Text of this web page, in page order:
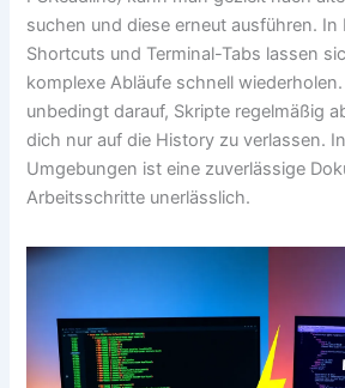
suchen und diese erneut ausführen.
Shortcuts und Terminal-Tabs lassen
komplexe Abläufe schnell
unbedingt darauf, Skripte regelmäßig
dich nur auf die History zu verlassen.
Umgebungen ist eine zuverlässige
Arbeitsschritte unerlässlich.